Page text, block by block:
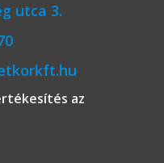
utca 3.
az